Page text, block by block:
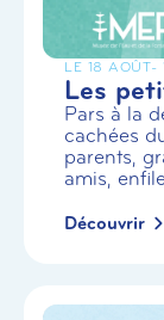
LE 18 AOÛT-
Les
Pars à la
cachées
parents,
amis,
Découvrir